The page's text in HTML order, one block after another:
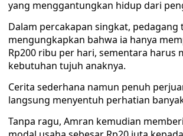
yang menggantungkan hidup dari
Dalam percakapan singkat, pedagang
mengungkapkan bahwa ia hanya
Rp200 ribu per hari, sementara harus
kebutuhan tujuh anaknya.
Cerita sederhana namun penuh
langsung menyentuh perhatian
Tanpa ragu, Amran kemudian